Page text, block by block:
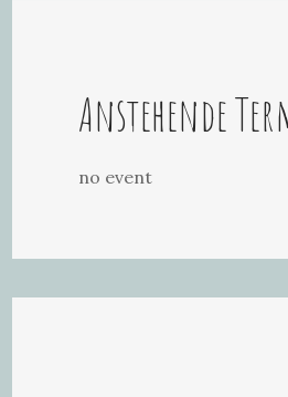
Anstehende
no event